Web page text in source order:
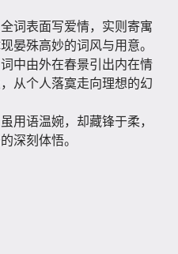
全词表面写爱情，实则寄寓
晏殊高妙的词风与用意。
词中由外在春景引出内在情
从个人落寞走向理想的幻
用语温婉，却藏锋于柔，
深刻体悟。